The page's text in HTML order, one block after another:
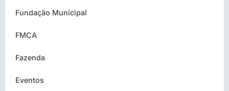
Fundação Municipal
FMCA
Fazenda
Eventos